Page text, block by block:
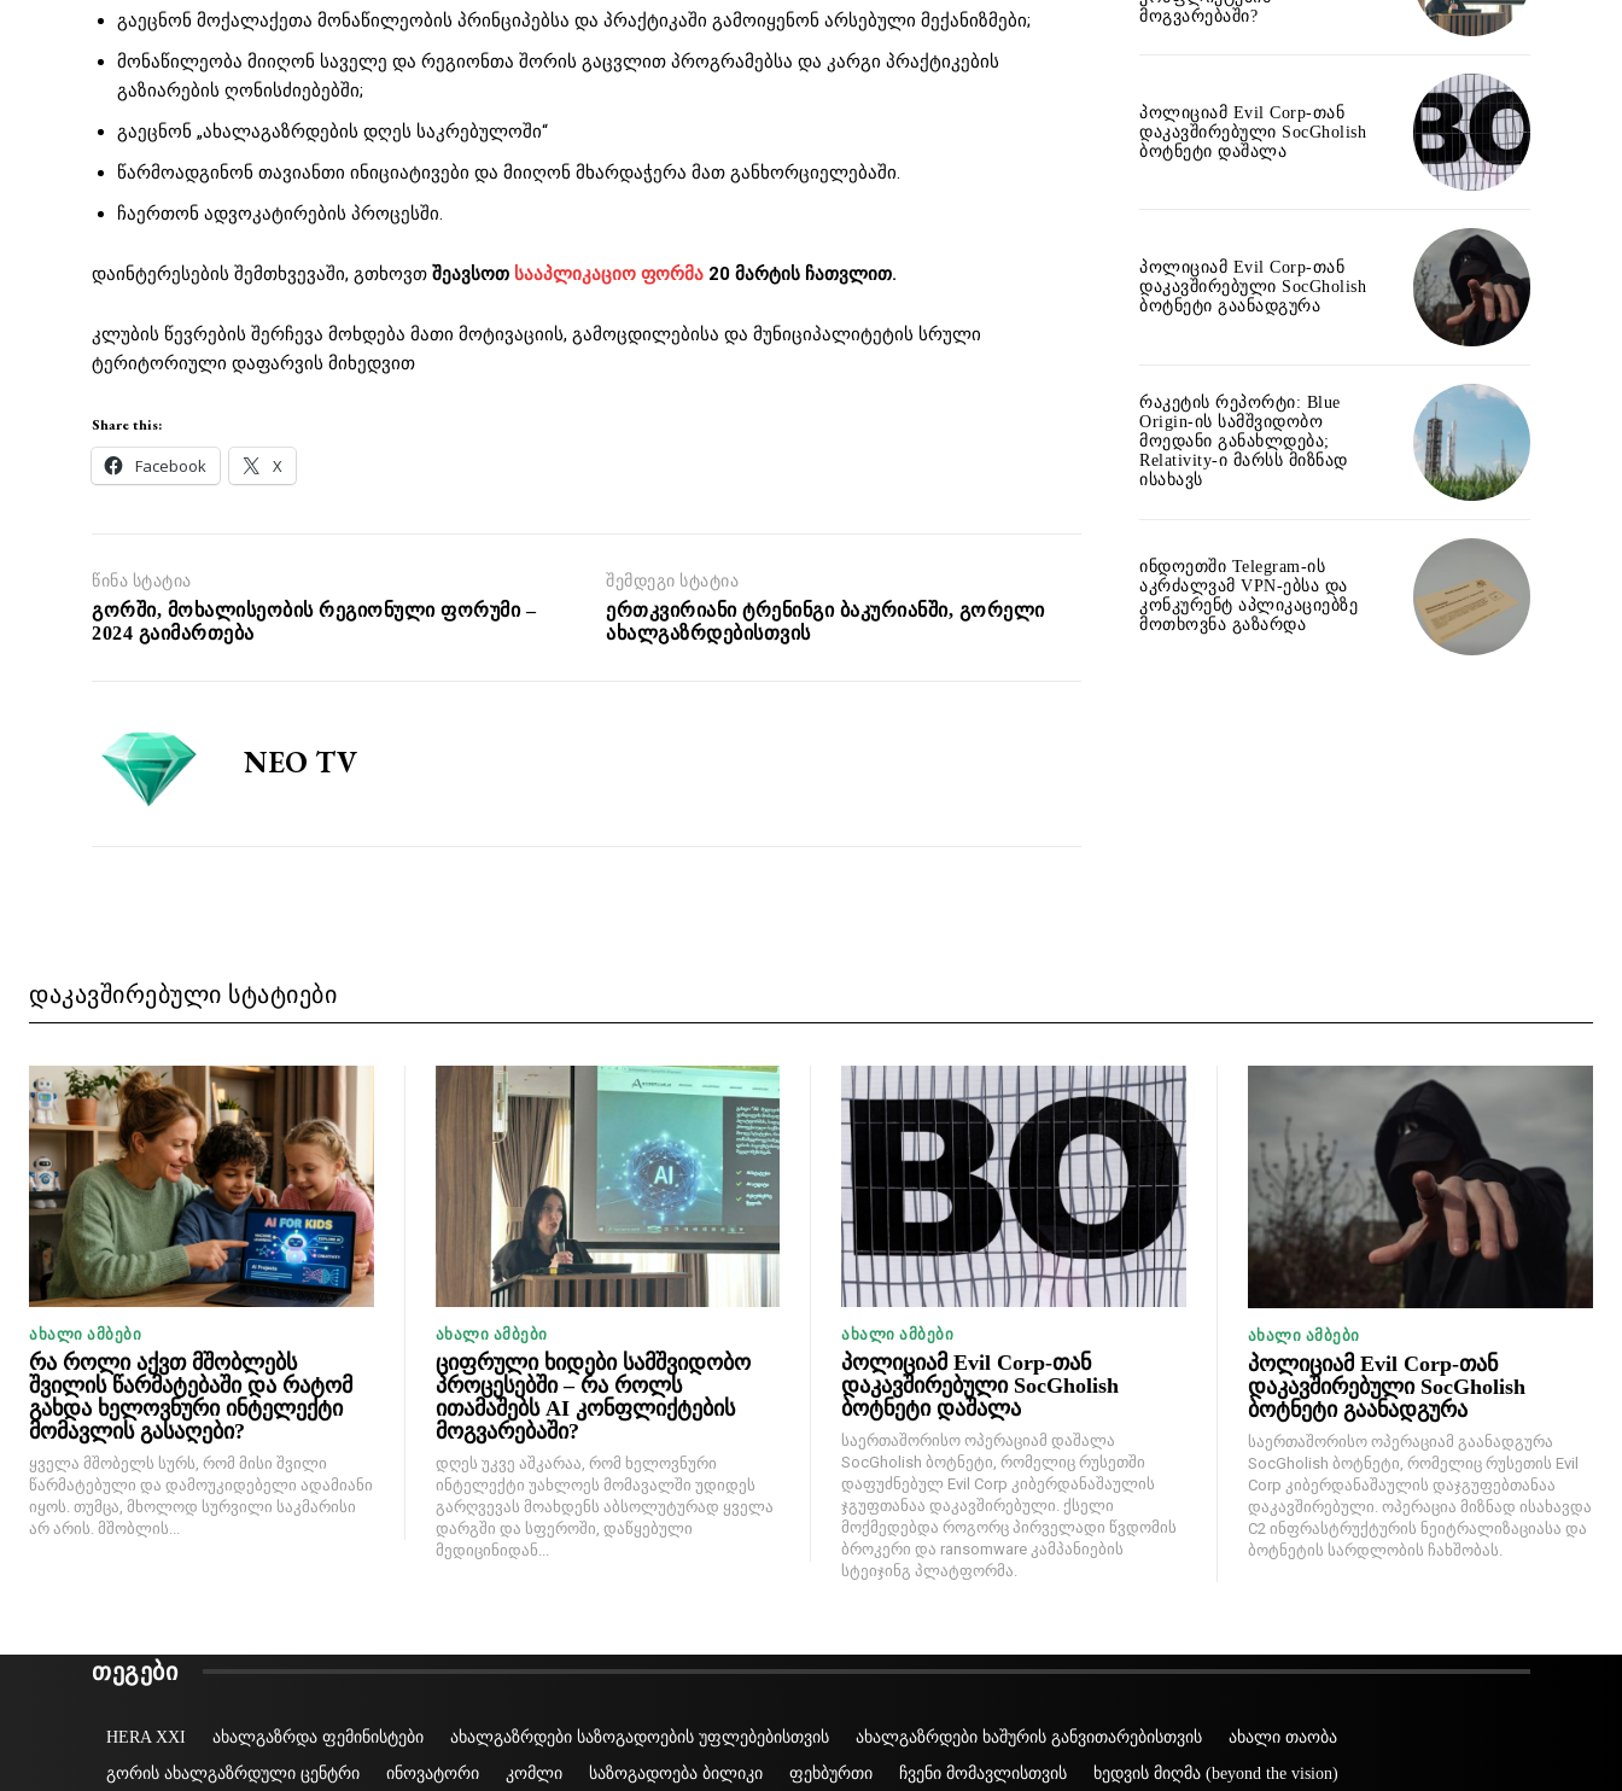
გაეცნონ მოქალაქეთა მონაწილეობის პრინციპებსა და პრაქტიკაში გამოიყენონ არსებული მექანიზმები;
მონაწილეობა მიიღონ საველე და რეგიონთა შორის გაცვლით პროგრამებსა და კარგი პრაქტიკების
გაზიარების ღონისძიებებში;
გაეცნონ „ახალაგაზრდების დღეს საკრებულოში“
წარმოადგინონ თავიანთი ინიციატივები და მიიღონ მხარდაჭერა მათ განხორციელებაში.
ჩაერთონ ადვოკატირების პროცესში.
დაინტერესების შემთხვევაში, გთხოვთ შეავსოთ სააპლიკაციო ფორმა 20 მარტის ჩათვლით.
კლუბის წევრების შერჩევა მოხდება მათი მოტივაციის, გამოცდილებისა და მუნიციპალიტეტის სრული
ტერიტორიული დაფარვის მიხედვით
Share this:
Facebook X
წინა სტატია
გორში, მოხალისეობის რეგიონული ფორუმი –
2024 გაიმართება
შემდეგი სტატია
ერთკვირიანი ტრენინგი ბაკურიანში, გორელი
ახალგაზრდებისთვის
NEO TV
მოგვარებაში?
პოლიციამ Evil Corp-თან
დაკავშირებული SocGholish
ბოტნეტი დაშალა
პოლიციამ Evil Corp-თან
დაკავშირებული SocGholish
ბოტნეტი გაანადგურა
რაკეტის რეპორტი: Blue
Origin-ის სამშვიდობო
მოედანი განახლდება;
Relativity-ი მარსს მიზნად
ისახავს
ინდოეთში Telegram-ის
აკრძალვამ VPN-ებსა და
კონკურენტ აპლიკაციებზე
მოთხოვნა გაზარდა
ᲓᲐᲙᲐᲕᲨᲘᲠᲔᲑᲣᲚᲘ ᲡᲢᲐᲢᲘᲔᲑᲘ
ᲐᲮᲐᲚᲘ ᲐᲛᲑᲔᲑᲘ
რა როლი აქვთ მშობლებს
შვილის წარმატებაში და რატომ
გახდა ხელოვნური ინტელექტი
მომავლის გასაღები?
ყველა მშობელს სურს, რომ მისი შვილი
წარმატებული და დამოუკიდებელი ადამიანი
იყოს. თუმცა, მხოლოდ სურვილი საკმარისი
არ არის. მშობლის...
ᲐᲮᲐᲚᲘ ᲐᲛᲑᲔᲑᲘ
ციფრული ხიდები სამშვიდობო
პროცესებში – რა როლს
ითამაშებს AI კონფლიქტების
მოგვარებაში?
დღეს უკვე აშკარაა, რომ ხელოვნური
ინტელექტი უახლოეს მომავალში უდიდეს
გარღვევას მოახდენს აბსოლუტურად ყველა
დარგში და სფეროში, დაწყებული
მედიცინიდან...
ᲐᲮᲐᲚᲘ ᲐᲛᲑᲔᲑᲘ
პოლიციამ Evil Corp-თან
დაკავშირებული SocGholish
ბოტნეტი დაშალა
საერთაშორისო ოპერაციამ დაშალა
SocGholish ბოტნეტი, რომელიც რუსეთში
დაფუძნებულ Evil Corp კიბერდანაშაულის
ჯგუფთანაა დაკავშირებული. ქსელი
მოქმედებდა როგორც პირველადი წვდომის
ბროკერი და ransomware კამპანიების
სტეიჯინგ პლატფორმა.
ᲐᲮᲐᲚᲘ ᲐᲛᲑᲔᲑᲘ
პოლიციამ Evil Corp-თან
დაკავშირებული SocGholish
ბოტნეტი გაანადგურა
საერთაშორისო ოპერაციამ გაანადგურა
SocGholish ბოტნეტი, რომელიც რუსეთის Evil
Corp კიბერდანაშაულის დაჯგუფებთანაა
დაკავშირებული. ოპერაცია მიზნად ისახავდა
C2 ინფრასტრუქტურის ნეიტრალიზაციასა და
ბოტნეტის სარდლობის ჩახშობას.
ᲗᲔᲒᲔᲑᲘ
HERA XXI ახალგაზრდა ფემინისტები ახალგაზრდები საზოგადოების უფლებებისთვის ახალგაზრდები ხაშურის განვითარებისთვის
ახალი თაობა
გორის ახალგაზრდული ცენტრი
ინოვატორი კომლი საზოგადოება ბილიკი ფეხბურთი ჩვენი მომავლისთვის ხედვის მიღმა (beyond the vision)